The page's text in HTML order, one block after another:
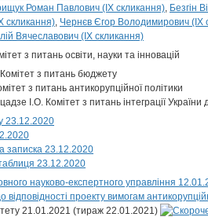
Роман Павлович (IX скликання) Безгін
скликання) Чернєв Єгор Володимирович (IX
Вячеславович (IX скликання)
з питань освіти, науки та інновацій
з питань бюджету
з питань антикорупційної політики
І.О. Комітет з питань інтеграції
23.12.2020
записка 23.12.2020
23.12.2020
науково-експертного управління
відповідності проекту вимогам
21.01.2021 (тираж 22.01.2021)